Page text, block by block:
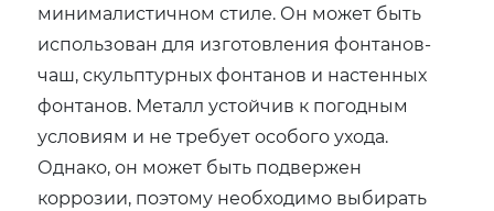
минималистичном стиле. Он может быть
использован для изготовления фонтанов-
чаш‚ скульптурных фонтанов и настенных
фонтанов. Металл устойчив к погодным
условиям и не требует особого ухода.
Однако‚ он может быть подвержен
коррозии‚ поэтому необходимо выбирать